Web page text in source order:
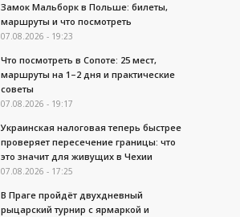
Замок Мальборк в Польше: билеты,
маршруты и что посмотреть
07.08.2026 - 19:23
Что посмотреть в Сопоте: 25 мест,
маршруты на 1–2 дня и практические
советы
07.08.2026 - 19:17
Украинская налоговая теперь быстрее
проверяет пересечение границы: что
это значит для живущих в Чехии
07.08.2026 - 17:25
В Праге пройдёт двухдневный
рыцарский турнир с ярмаркой и